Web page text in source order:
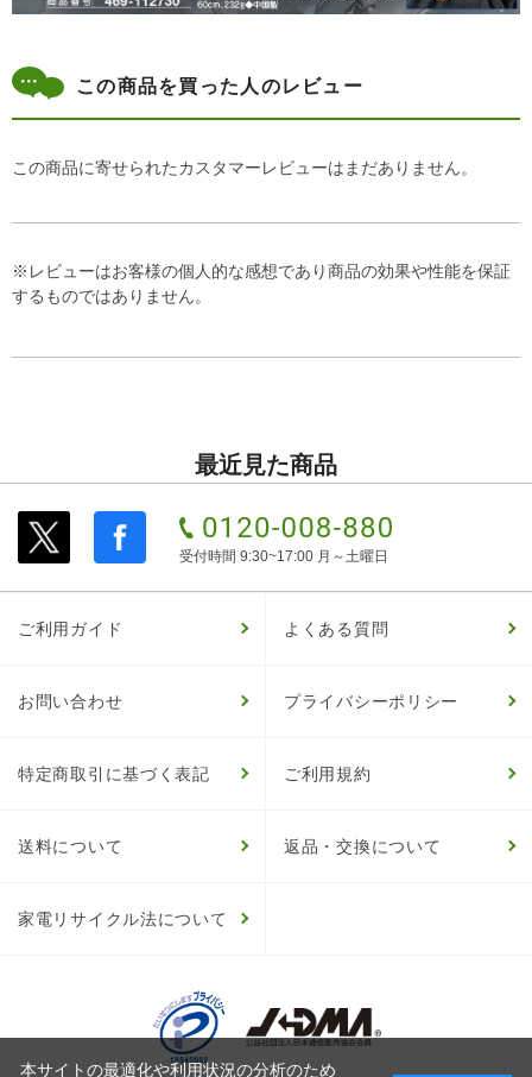
この商品を買った人のレビュー
この商品に寄せられたカスタマーレビューはまだありません。
※レビューはお客様の個人的な感想であり商品の効果や性能を保証
するものではありません。
最近見た商品
受付時間 9:30~17:00 月～土曜日
ご利用ガイド よくある質問
お問い合わせ プライバシーポリシー
特定商取引に基づく表記 ご利用規約
送料について 返品・交換について
家電リサイクル法について
本サイトの最適化や利用状況の分析のため